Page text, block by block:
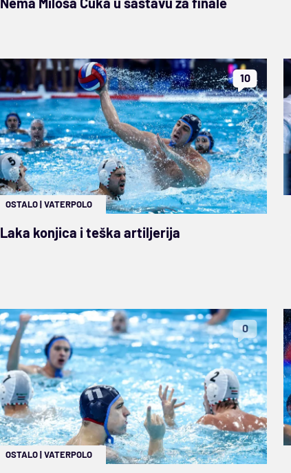
10
OSTALO|VATERPOLO
Laka konjica i teška artiljerija
0
OSTALO|VATERPOLO